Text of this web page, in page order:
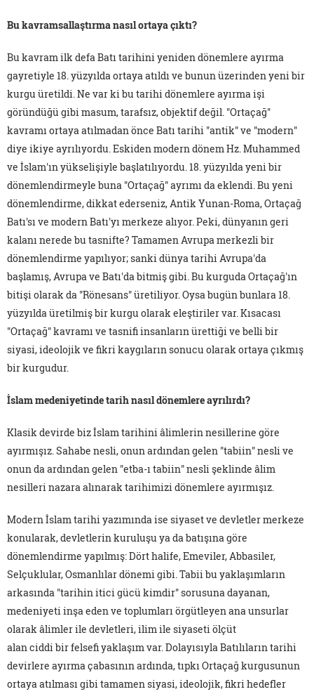
Bu kavramsallaştırma nasıl ortaya çıktı?
Bu kavram ilk defa Batı tarihini yeniden dönemlere ayırma
gayretiyle 18. yüzyılda ortaya atıldı ve bunun üzerinden yeni bir
kurgu üretildi. Ne var ki bu tarihi dönemlere ayırma işi
göründüğü gibi masum, tarafsız, objektif değil. "Ortaçağ"
kavramı ortaya atılmadan önce Batı tarihi "antik" ve "modern"
diye ikiye ayrılıyordu. Eskiden modern dönem Hz. Muhammed
ve İslam'ın yükselişiyle başlatılıyordu. 18. yüzyılda yeni bir
dönemlendirmeyle buna "Ortaçağ" ayrımı da eklendi. Bu yeni
dönemlendirme, dikkat ederseniz, Antik Yunan-Roma, Ortaçağ
Batı'sı ve modern Batı'yı merkeze alıyor. Peki, dünyanın geri
kalanı nerede bu tasnifte? Tamamen Avrupa merkezli bir
dönemlendirme yapılıyor; sanki dünya tarihi Avrupa'da
başlamış, Avrupa ve Batı'da bitmiş gibi. Bu kurguda Ortaçağ'ın
bitişi olarak da "Rönesans" üretiliyor. Oysa bugün bunlara 18.
yüzyılda üretilmiş bir kurgu olarak eleştiriler var. Kısacası
"Ortaçağ" kavramı ve tasnifi insanların ürettiği ve belli bir
siyasi, ideolojik ve fikri kaygıların sonucu olarak ortaya çıkmış
bir kurgudur.
İslam medeniyetinde tarih nasıl dönemlere ayrılırdı?
Klasik devirde biz İslam tarihini âlimlerin nesillerine göre
ayırmışız. Sahabe nesli, onun ardından gelen "tabiin" nesli ve
onun da ardından gelen "etba-ı tabiin" nesli şeklinde âlim
nesilleri nazara alınarak tarihimizi dönemlere ayırmışız.
Modern İslam tarihi yazımında ise siyaset ve devletler merkeze
konularak, devletlerin kuruluşu ya da batışına göre
dönemlendirme yapılmış: Dört halife, Emeviler, Abbasiler,
Selçuklular, Osmanlılar dönemi gibi. Tabii bu yaklaşımların
arkasında "tarihin itici gücü kimdir" sorusuna dayanan,
medeniyeti inşa eden ve toplumları örgütleyen ana unsurlar
olarak âlimler ile devletleri, ilim ile siyaseti ölçüt
alan ciddi bir felsefi yaklaşım var. Dolayısıyla Batılıların tarihi
devirlere ayırma çabasının ardında, tıpkı Ortaçağ kurgusunun
ortaya atılması gibi tamamen siyasi, ideolojik, fikri hedefler